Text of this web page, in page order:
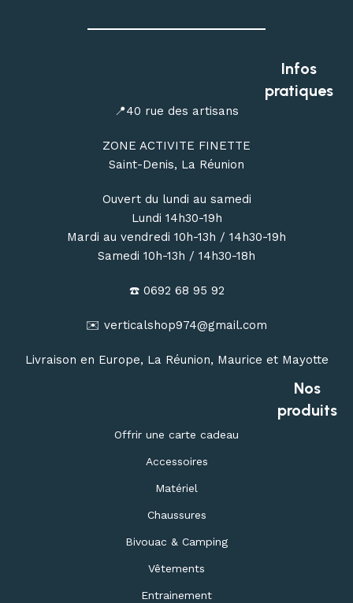
livraison de votre matériel d’escalade, de canyoning, de
randonnée et de bivouac partout à La Réunion.
Infos
pratiques
📍40 rue des artisans
ZONE ACTIVITE FINETTE
Saint-Denis, La Réunion
Ouvert du lundi au samedi
Lundi 14h30-19h
Mardi au vendredi 10h-13h / 14h30-19h
Samedi 10h-13h / 14h30-18h
☎️ 0692 68 95 92
✉️ verticalshop974@gmail.com
Livraison en Europe, La Réunion, Maurice et Mayotte
Nos
produits
Offrir une carte cadeau
Accessoires
Matériel
Chaussures
Bivouac & Camping
Vêtements
Entrainement